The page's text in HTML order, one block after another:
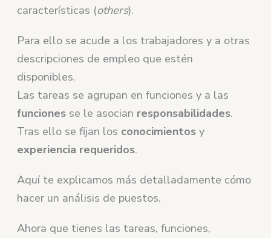
características (others).
Para ello se acude a los trabajadores y a otras
descripciones de empleo que estén
disponibles.
Las tareas se agrupan en funciones y a las
funciones se le asocian responsabilidades.
Tras ello se fijan los conocimientos y
experiencia requeridos.
Aquí te explicamos más detalladamente cómo
hacer un análisis de puestos.
Ahora que tienes las tareas, funciones,